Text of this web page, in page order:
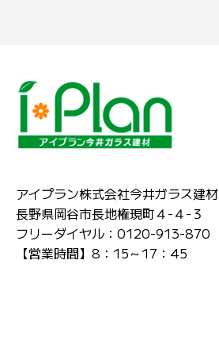
アイプラン株式会社今井ガラス建材
長野県岡谷市長地権現町４-４-３
フリーダイヤル：0120-913-870
【営業時間】8：15～17：45